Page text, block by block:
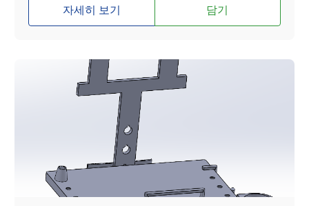
자세히 보기 담기